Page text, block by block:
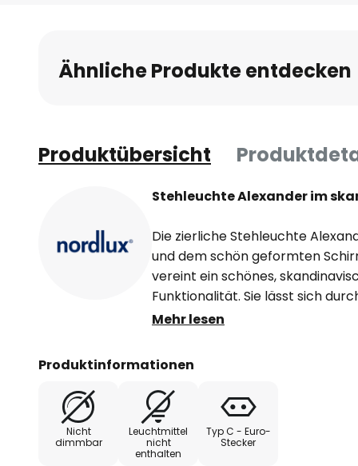
Bildgalerie
springen
Ähnliche Produkte entdecken
Produktübersicht
Stehleuchte Alexander im
Die zierliche Stehleuchte
und dem schön geformten
vereint ein schönes,
Funktionalität. Sie lässt sich
so dass sie zur perfekten
wurden seidenmatt lackiert,
Gelenk mit Feststellhebel
Leuchtenarmes, um den
auszurichten. Zur komfortablen
wurde der KIippschalter an gut
Mehr lesen
Produktinformationen
Nicht
dimmbar
Leuchtmittel
nicht
enthalten
Typ C - Euro-
Stecker